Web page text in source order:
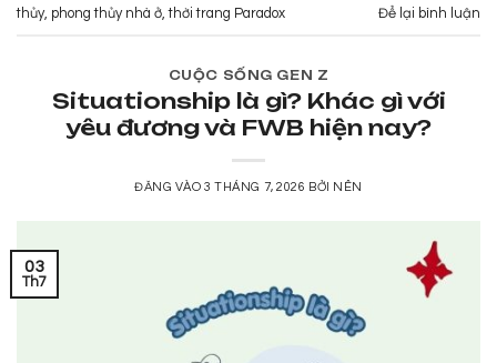
thủy, phong thủy nhà ở,thời trang Paradox Để lại bình luận
CUỘC SỐNG GEN Z
Situationship là gì? Khác gì với
yêu đương và FWB hiện nay?
ĐĂNG VÀO3 THÁNG 7, 2026 BỞI NÊN
03
Th7